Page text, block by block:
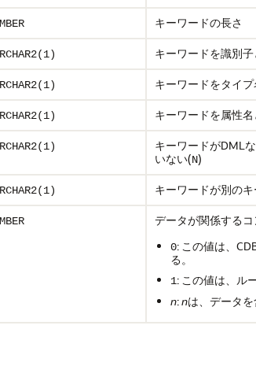
キーワードの長さ
キーワードを識別
キーワードをタイ
キーワードを属性
キーワードがDML
いない(N)
キーワードが別の
データが関係するコ
0: この値は、
る。
1: この値は、ル
n:nは、データ